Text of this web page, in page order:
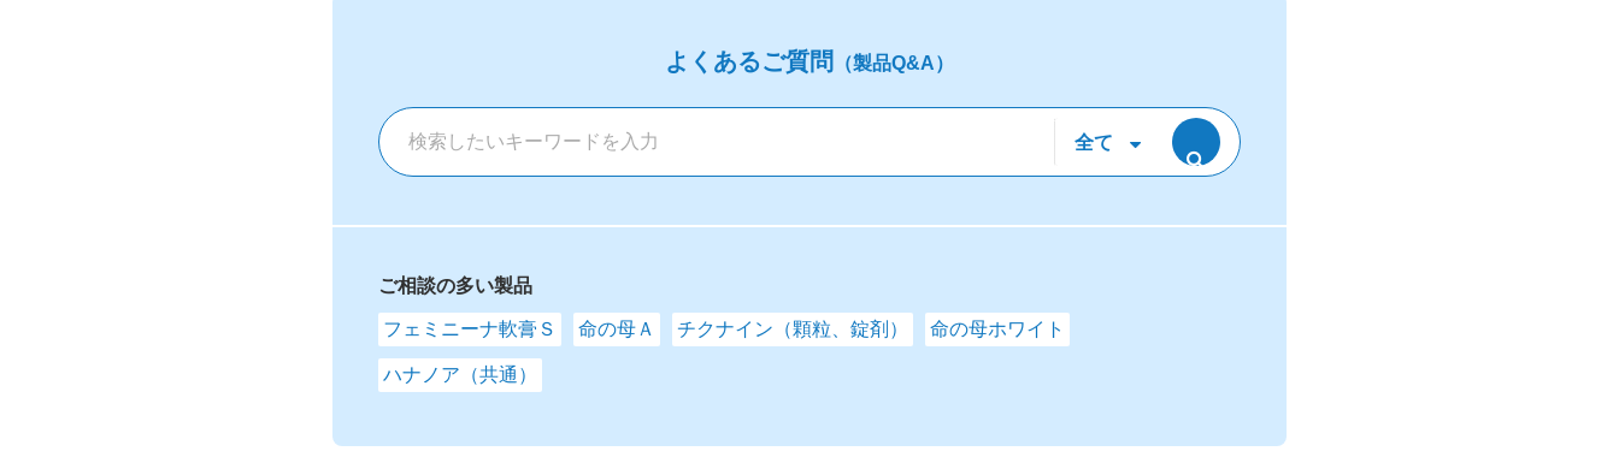
よくあるご質問 （製品Q&A）
ご相談の多い製品
フェミニーナ軟膏Ｓ 命の母Ａ チクナイン（顆粒、錠剤） 命の母ホワイト
ハナノア（共通）